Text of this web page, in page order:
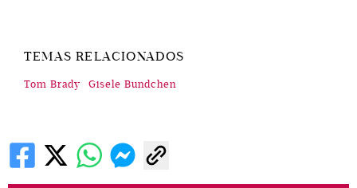
TEMAS RELACIONADOS
Tom Brady Gisele Bundchen